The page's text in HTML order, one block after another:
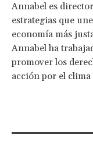
Annabel es
estrategias que
economía más
Annabel ha
promover los
acción por el